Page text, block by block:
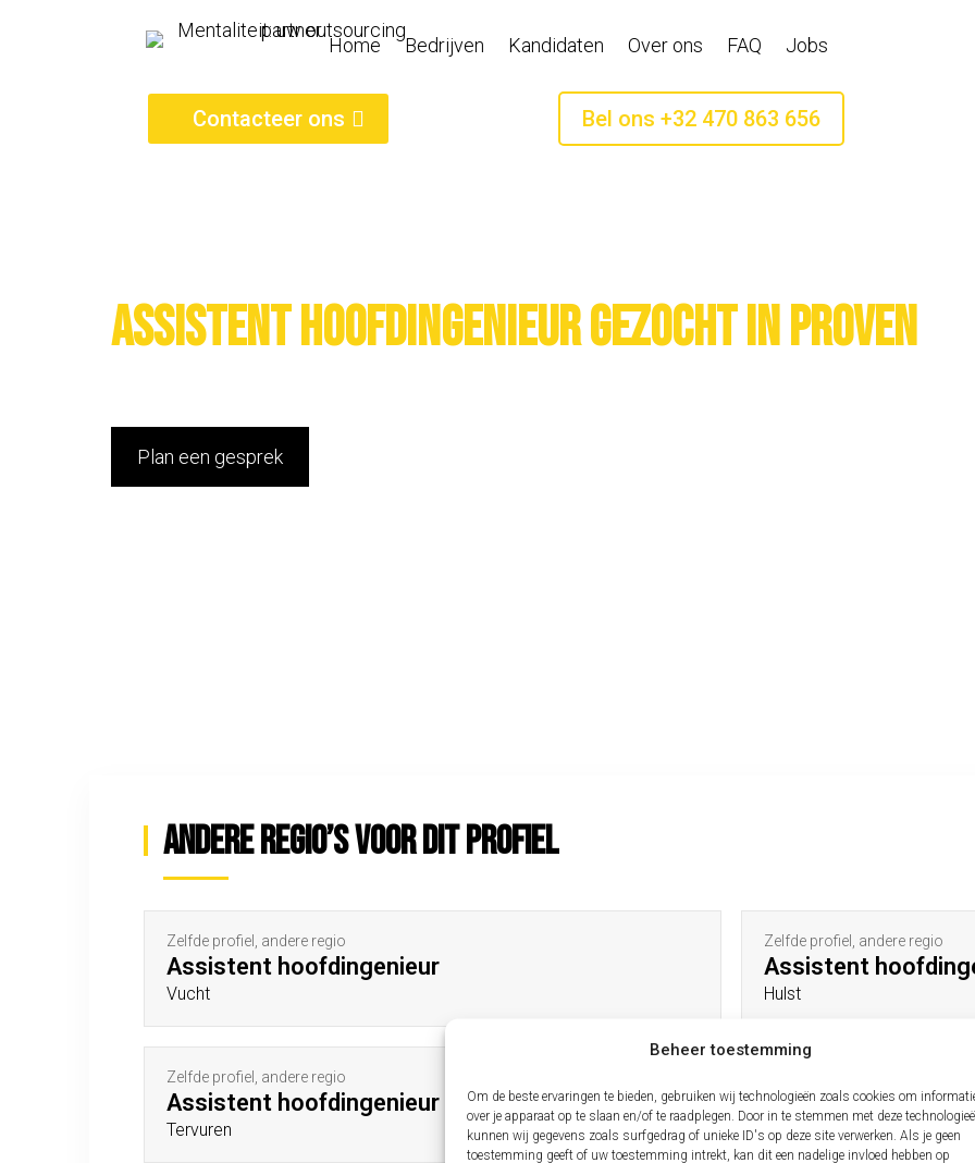
Beheer toestemming
Om de beste ervaringen te bieden, gebruiken wij technologieën zoals cookies om
over je apparaat op te slaan en/of te raadplegen. Door in te stemmen met deze
kunnen wij gegevens zoals surfgedrag of unieke ID's op deze site verwerken. Als je geen
toestemming geeft of uw toestemming intrekt, kan dit een nadelige invloed hebben op
Home Bedrijven Kandidaten Over ons FAQ Jobs
Contacteer ons Bel ons +32 470 863 656
Assistent hoofdingenieur gezocht in Proven
Plan een gesprek
Andere regio’s voor dit profiel
Zelfde profiel, andere regio
Assistent hoofdingenieur
Vucht
Zelfde profiel, andere regio
Assistent
Hulst
Zelfde profiel, andere regio
Assistent hoofdingenieur
Tervuren
Assistent
Rotem